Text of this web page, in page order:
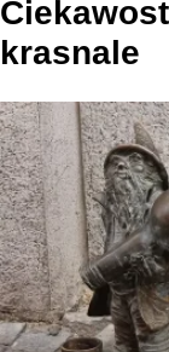
krasnale